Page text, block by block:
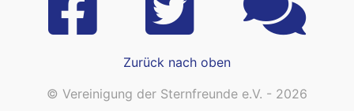
Zurück nach oben
© Vereinigung der Sternfreunde e.V. - 2026